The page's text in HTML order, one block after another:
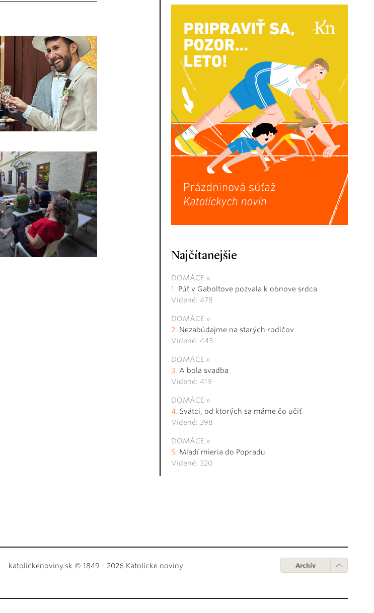
Najčítanejšie
DOMÁCE
Púť v Gaboltove pozvala k obnove srdca
Videné: 478
DOMÁCE
Nezabúdajme na starých rodičov
Videné: 443
DOMÁCE
A bola svadba
Videné: 419
DOMÁCE
Svätci, od ktorých sa máme čo učiť
Videné: 398
DOMÁCE
Mladí mieria do Popradu
Videné: 320
katolickenoviny.sk © 1849 - 2026 Katolícke noviny Archív